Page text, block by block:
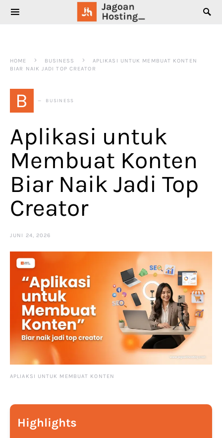
SEARCH FOR:
HOME BUSINESS
APLIKASI UNTUK MEMBUAT KONTEN
BIAR NAIK JADI TOP CREATOR
B BUSINESS
Aplikasi untuk
Membuat Konten
Biar Naik Jadi Top
Creator
JUNI 24, 2026
APLIAKSI UNTUK MEMBUAT KONTEN
Highlights